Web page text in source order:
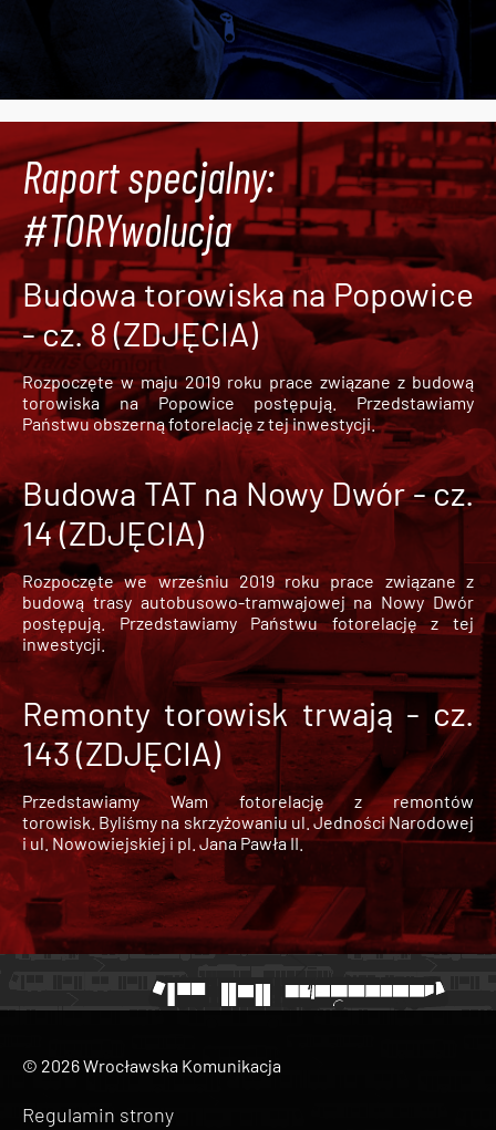
Raport specjalny:
#TORYwolucja
Budowa torowiska na Popowice
- cz. 8 (ZDJĘCIA)
Rozpoczęte w maju 2019 roku prace związane z budową
torowiska na Popowice
postępują. Przedstawiamy
Państwu obszerną fotorelację z tej inwestycji.
Budowa TAT na Nowy Dwór - cz.
14 (ZDJĘCIA)
Rozpoczęte we wrześniu 2019 roku prace związane z
budową trasy autobusowo-tramwajowej na Nowy Dwór
postępują. Przedstawiamy Państwu fotorelację z tej
inwestycji.
Remonty torowisk trwają - cz.
143 (ZDJĘCIA)
Przedstawiamy Wam fotorelację z remontów
torowisk. Byliśmy na skrzyżowaniu ul. Jedności Narodowej
i ul. Nowowiejskiej i pl. Jana Pawła II.
© 2026 Wrocławska Komunikacja
Regulamin strony